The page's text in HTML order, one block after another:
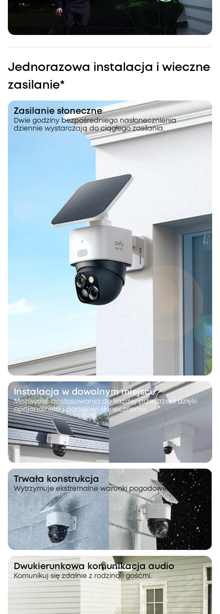
Jednorazowa instalacja i wieczne
zasilanie*
Zasilanie słoneczne
Dwie godziny bezpośredniego nasłonecznienia
dziennie wystarczają do ciągłego zasilania.
Instalacja w dowolnym miejscu
Możliwość dostosowania do każdej przestrzeni dzięki
opcjonalnemu panelowi słonecznemu.
Trwała konstrukcja
Wytrzymuje ekstremalne warunki pogodowe.
Dwukierunkowa komunikacja audio
Komunikuj się zdalnie z rodziną i gośćmi.